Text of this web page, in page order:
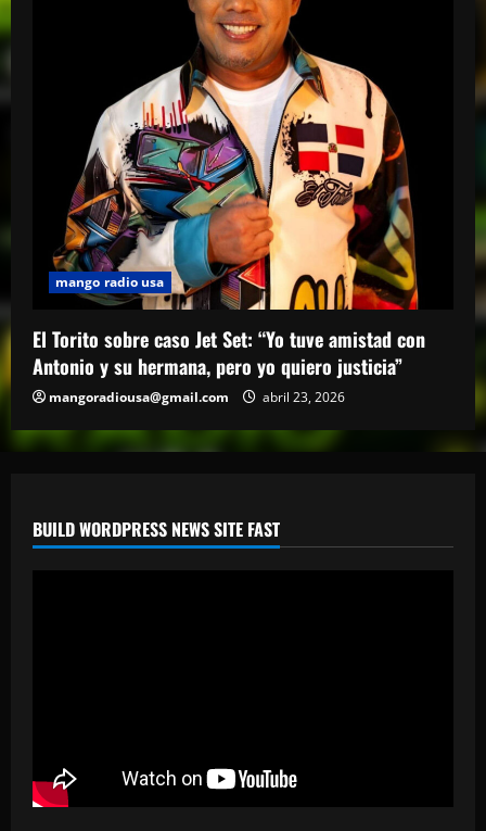
mango radio usa
El Torito sobre caso Jet Set: “Yo tuve amistad con
Antonio y su hermana, pero yo quiero justicia”
mangoradiousa@gmail.com abril 23, 2026
BUILD WORDPRESS NEWS SITE FAST